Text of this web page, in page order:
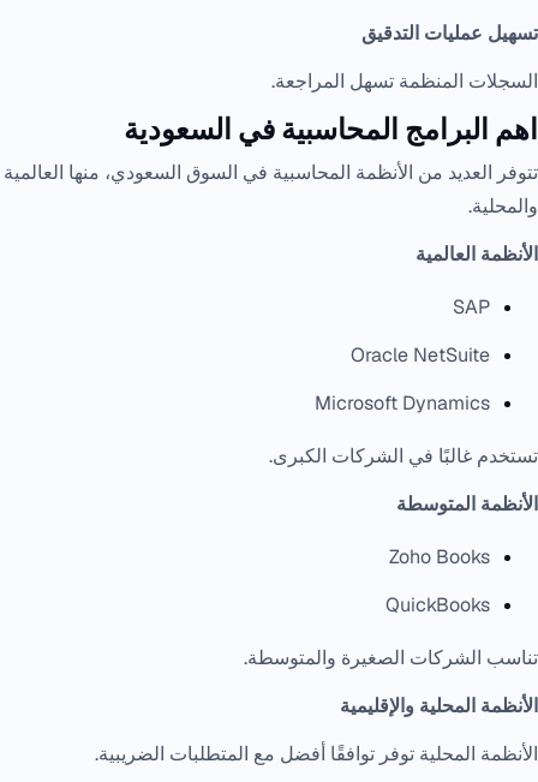
تسهيل عمليات التدقيق
السجلات المنظمة تسهل المراجعة.
اهم البرامج المحاسبية في السعودية
تتوفر العديد من الأنظمة المحاسبية في السوق السعودي، منها العالمية
والمحلية.
الأنظمة العالمية
SAP
Oracle NetSuite
Microsoft Dynamics
تستخدم غالبًا في الشركات الكبرى.
الأنظمة المتوسطة
Zoho Books
QuickBooks
تناسب الشركات الصغيرة والمتوسطة.
الأنظمة المحلية والإقليمية
الأنظمة المحلية توفر توافقًا أفضل مع المتطلبات الضريبية.